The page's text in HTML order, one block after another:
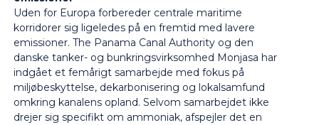
Uden for Europa forbereder centrale maritime
korridorer sig ligeledes på en fremtid med lavere
emissioner. The Panama Canal Authority og den
danske tanker- og bunkringsvirksomhed Monjasa har
indgået et femårigt samarbejde med fokus på
miljøbeskyttelse, dekarbonisering og lokalsamfund
omkring kanalens opland. Selvom samarbejdet ikke
drejer sig specifikt om ammoniak, afspejler det en